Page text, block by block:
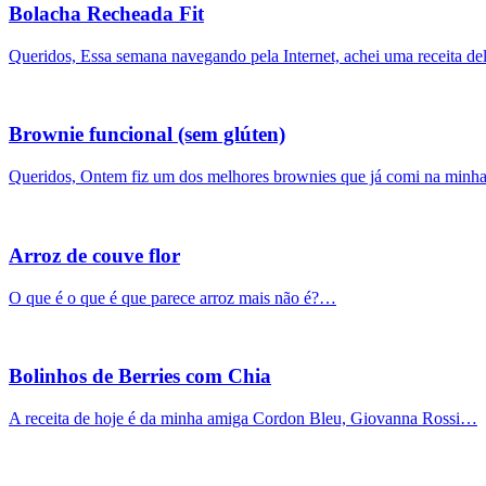
Bolacha Recheada Fit
Queridos, Essa semana navegando pela Internet, achei uma receita
Brownie funcional (sem glúten)
Queridos, Ontem fiz um dos melhores brownies que já comi na
Arroz de couve flor
O que é o que é que parece arroz mais não é?…
Bolinhos de Berries com Chia
A receita de hoje é da minha amiga Cordon Bleu, Giovanna Rossi…